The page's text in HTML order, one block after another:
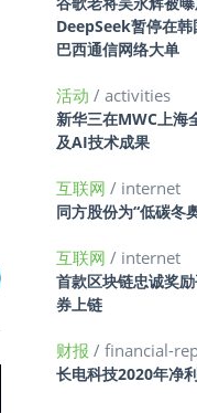
DeepSeek暂停在
巴西通信网络大单
活动 / activities
新华三在MWC上海
及AI技术成果
互联网 / internet
同方股份为“低碳冬
互联网 / internet
首款区块链忠诚奖
券上链
财报 / financial-
长电科技2020年净